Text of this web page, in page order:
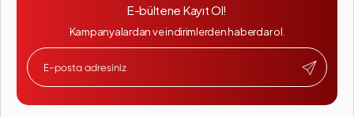
E-bültene Kayıt Ol!
Kampanyalardan ve indirimlerden haberdar ol.